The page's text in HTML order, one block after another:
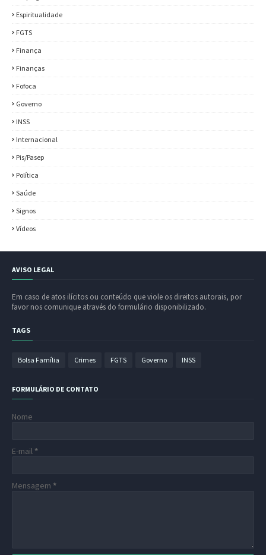
Espiritualidade
FGTS
Finança
Finanças
Fofoca
Governo
INSS
Internacional
Pis/Pasep
Política
Saúde
Signos
Vídeos
AVISO LEGAL
Em caso de atos ilícitos ou conteúdo que viole os direitos autorais, por
favor nos comunique através do formulário disponibilizado.
TAGS
Bolsa Família Crimes FGTS Governo INSS
FORMULÁRIO DE CONTATO
Nome
E-mail *
Mensagem *